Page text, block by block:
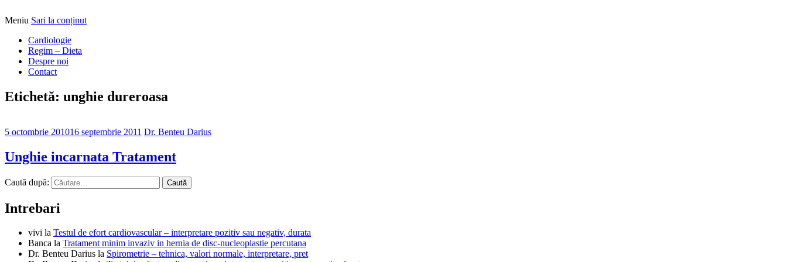
DrBendo.ro
Alimentatia sa iti fie medicatia
Meniu Sari la conținut
Cardiologie
Regim – Dieta
Despre noi
Contact
Etichetă: unghie dureroasa
5 octombrie 201016 septembrie 2011 Dr. Benteu Darius
Unghie incarnata Tratament
Caută după:
Intrebari
vivi la Testul de efort cardiovascular – interpretare pozitiv sau negativ, durata
Banca la Tratament minim invaziv in hernia de disc-nucleoplastie percutana
Dr. Benteu Darius la Spirometrie – tehnica, valori normale, interpretare, pret